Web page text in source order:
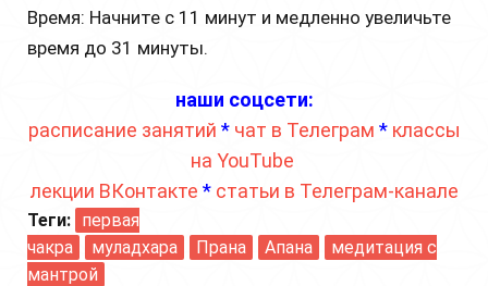
Время: Начните с 11 минут и медленно увеличьте
время до 31 минуты.
наши соцсети:
расписание занятий * чат в Телеграм * классы
на YouTube
лекции ВКонтакте * статьи в Телеграм-канале
Теги: первая
чакра
муладхара Прана Апана
медитация с
мантрой